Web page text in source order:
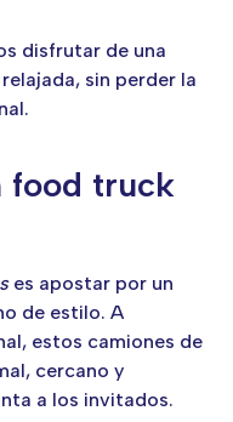
disfrutar de una
sin perder la
food truck
es apostar por un
de estilo. A
estos camiones de
cercano y
a los invitados.